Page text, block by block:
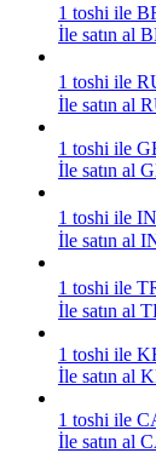
Kazan
Power Piggy
1 toshi ile
İle satın al
1 toshi ile
İle satın al
1 toshi ile
İle satın al
1 toshi ile
İle satın al
1 toshi ile
İle satın al
1 toshi ile
İle satın al
1 toshi ile
İle satın al